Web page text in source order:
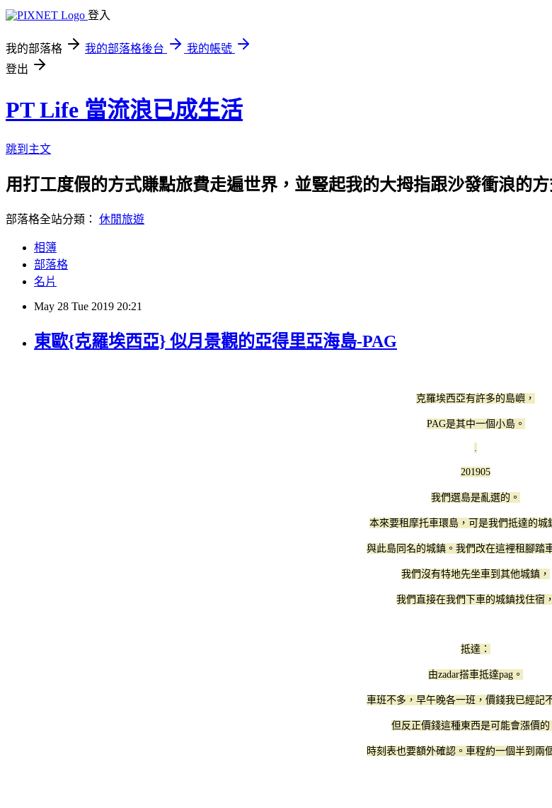
登入
我的部落格 我的部落格後台
我的帳號
登出
PT Life 當流浪已成生活
跳到主文
用打工度假的方式賺點旅費走遍世界，並豎起我的大拇指跟沙發衝浪的
部落格全站分類： 休閒旅遊
相簿
部落格
名片
May 28 Tue 2019 20:21
東歐{克羅埃西亞} 似月景觀的亞得里亞海島-PAG
克羅埃西亞有許多的島嶼，
PAG是其中一個小島。
201905
我們選島是亂選的。
本來要租摩托車環島，可是我們抵達的城
與此島同名的城鎮。我們改在這裡租腳踏
我們沒有特地先坐車到其他城鎮，
我們直接在我們下車的城鎮找住宿，
抵達：
由zadar搭車抵達pag。
車班不多，早午晚各一班，價錢我已經記
但反正價錢這種東西是可能會漲價的
時刻表也要額外確認。車程約一個半到兩